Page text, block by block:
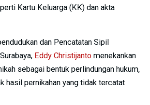
Kartu Keluarga (KK) dan akta
dan Pencatatan Sipil
Eddy Christijanto menekankan
sebagai bentuk perlindungan hukum,
hasil pernikahan yang tidak tercatat